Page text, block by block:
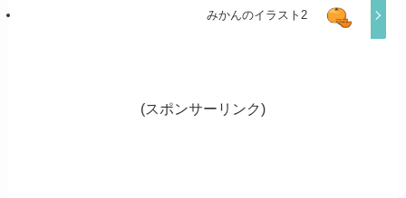
みかんのイラスト2
(スポンサーリンク)